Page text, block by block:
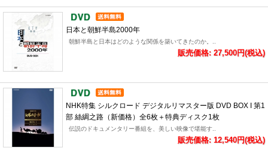
日本と朝鮮半島2000年
朝鮮半島と日本はどのような関係を築いてきたのか。..
販売価格: 27,500円(税込)
NHK特集 シルクロード デジタルリマスター版 DVD BOX I 第1
部 絲綢之路（新価格）全6枚＋特典ディスク1枚
伝説のドキュメンタリー番組を、美しい映像で堪能す..
販売価格: 12,540円(税込)